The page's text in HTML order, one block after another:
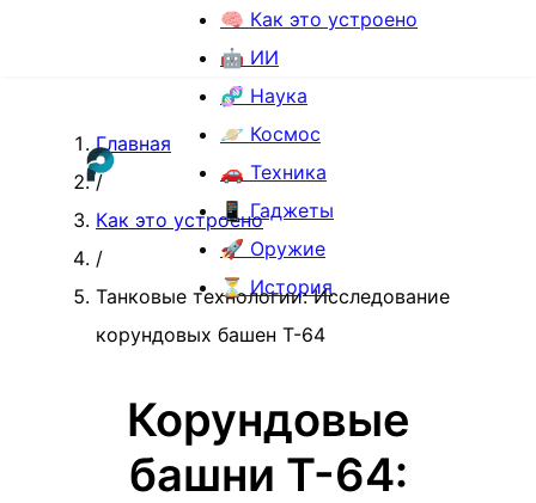
🧠 Как это устроено
🤖 ИИ
🧬 Наука
🪐 Космос
🚗 Техника
📱 Гаджеты
🚀 Оружие
⏳ История
Главная
/
Как это устроено
/
Танковые технологии: Исследование
корундовых башен Т-64
Корундовые
башни Т-64: